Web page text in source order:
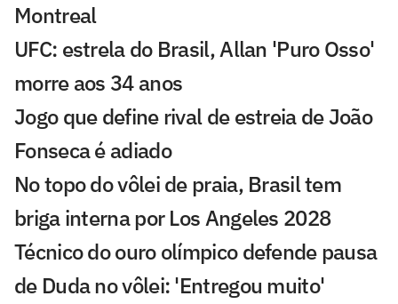
Montreal
UFC: estrela do Brasil, Allan 'Puro Osso'
morre aos 34 anos
Jogo que define rival de estreia de João
Fonseca é adiado
No topo do vôlei de praia, Brasil tem
briga interna por Los Angeles 2028
Técnico do ouro olímpico defende pausa
de Duda no vôlei: 'Entregou muito'